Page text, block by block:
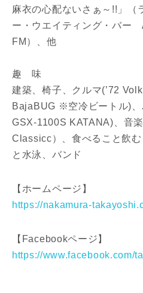
麻衣の心配ないさぁ～!!」（
ー・ウエイティング・バー
FM）、他
趣 味
建築、椅子、クルマ(’72
BajaBUG ※空冷ビートル)、
GSX-1100S KATANA)、音
Classicc）、食べること飲
と水泳、バンド
【ホームページ】
https://nakamura-
【Facebookページ】
https://www.facebook.com/